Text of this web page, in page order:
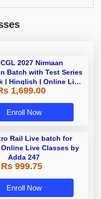
2027 Nirmaan
Batch with Test Series
| Hinglish | Online Live
By Adda247
1,699.00
Enroll Now
Rail Live batch for
Online Live Classes by
Adda 247
Rs 999.75
Enroll Now